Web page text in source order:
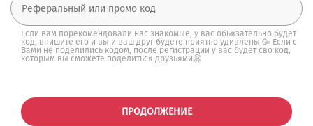
Если вам порекомендовали нас знакомые, у вас обьязательно будет
код, впишите его и вы и ваш друг будете приятно удивлены 🥳 Если с
Вами не поделились кодом, после регистрации у вас будет сво код,
которым вы сможете поделиться друзьями🤗
ПРОДОЛЖЕНИЕ